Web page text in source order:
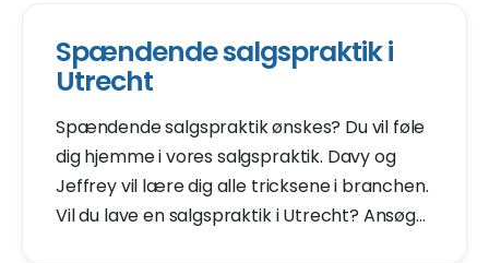
Spændende salgspraktik i
Utrecht
Spændende salgspraktik ønskes? Du vil føle
dig hjemme i vores salgspraktik. Davy og
Jeffrey vil lære dig alle tricksene i branchen.
Vil du lave en salgspraktik i Utrecht? Ansøg